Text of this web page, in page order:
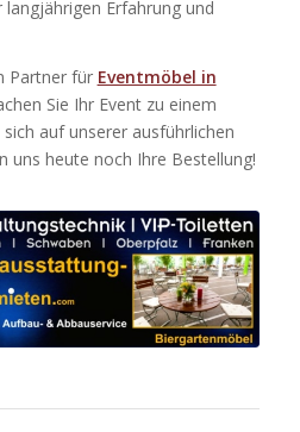
Erfahrung und
Partner für Eventmöbel in
Sie Ihr Event zu einem
auf unserer ausführlichen
uns heute noch Ihre Bestellung!